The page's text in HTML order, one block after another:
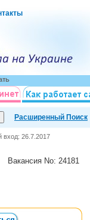
Расширенный Поиск
вход: 26.7.2017
Вакансия No: 24181